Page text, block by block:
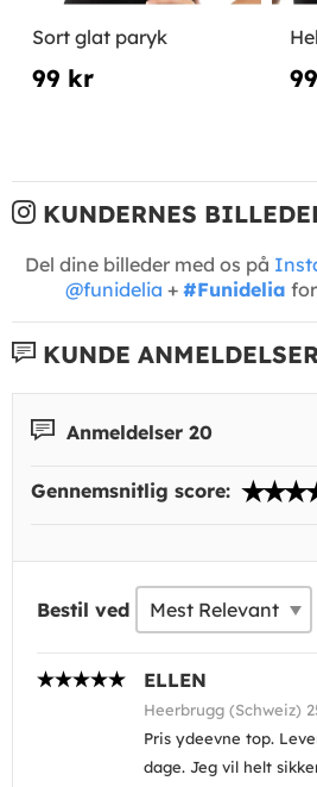
Sort glat paryk
99 kr
KUNDERNES
Del dine billeder med os på
@funidelia + #Funidelia
KUNDE
Anmeldelser 20
Gennemsnitlig score:
Bestil ved
ELLEN
Heerbrugg (Schweiz)
Pris ydeevne top.
dage. Jeg vil helt